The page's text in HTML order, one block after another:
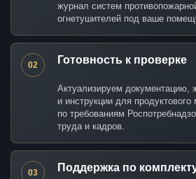
журнал систем
огнетушителей под ваше
02 Готовность к проверке
Актуализируем документацию,
и инструкции для продуктового
по требованиям
труда и кадров.
03 Поддержка по